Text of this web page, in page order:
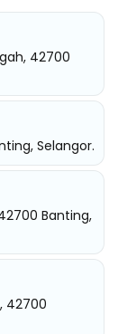
42700
Selangor.
Banting,
42700